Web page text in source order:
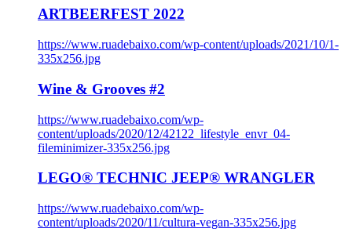
ARTBEERFEST 2022
https://www.ruadebaixo.com/wp-content/uploads/2021/10/1-
335x256.jpg
Wine & Grooves #2
https://www.ruadebaixo.com/wp-
content/uploads/2020/12/42122_lifestyle_envr_04-
fileminimizer-335x256.jpg
LEGO® TECHNIC JEEP® WRANGLER
https://www.ruadebaixo.com/wp-
content/uploads/2020/11/cultura-vegan-335x256.jpg